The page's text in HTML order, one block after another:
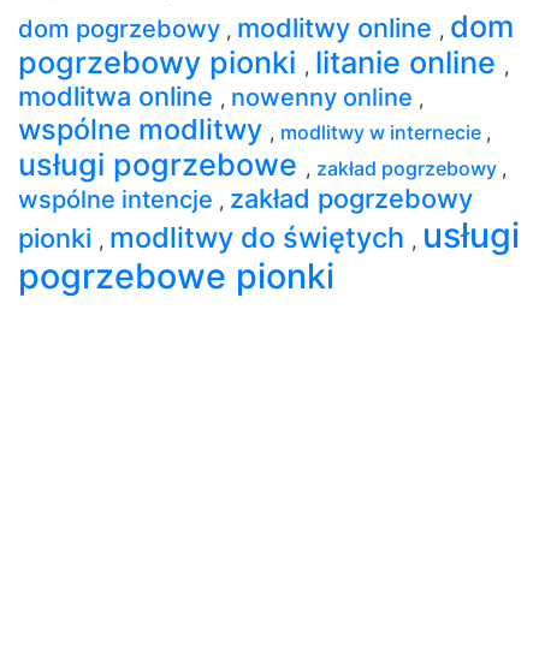
dom pogrzebowy , modlitwy online , dom
pogrzebowy pionki , litanie online ,
modlitwa online , nowenny online ,
wspólne modlitwy , modlitwy w internecie ,
usługi pogrzebowe , zakład pogrzebowy ,
wspólne intencje , zakład pogrzebowy
pionki , modlitwy do świętych , usługi
pogrzebowe pionki